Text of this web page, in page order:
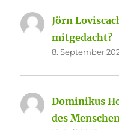
Jörn
mitgedacht?
8. September
Dominikus
des